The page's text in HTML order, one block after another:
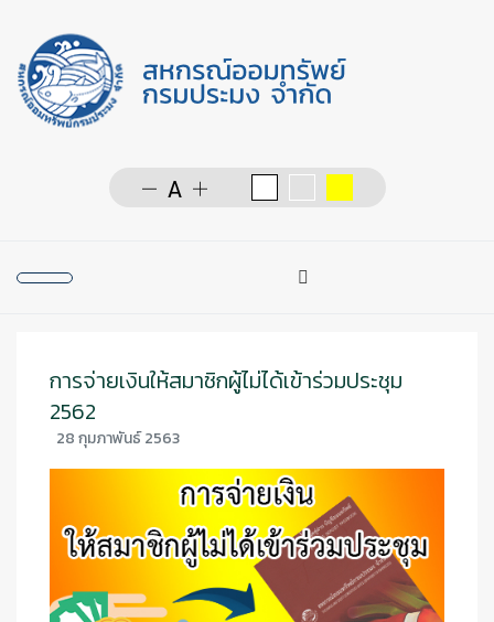
การค้นหา
การจ่ายเงินให้สมาชิกผู้ไม่ได้เข้าร่วมประชุม
2562
28 กุมภาพันธ์ 2563